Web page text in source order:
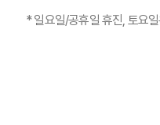
* 일요일/공휴일 휴진, 토요